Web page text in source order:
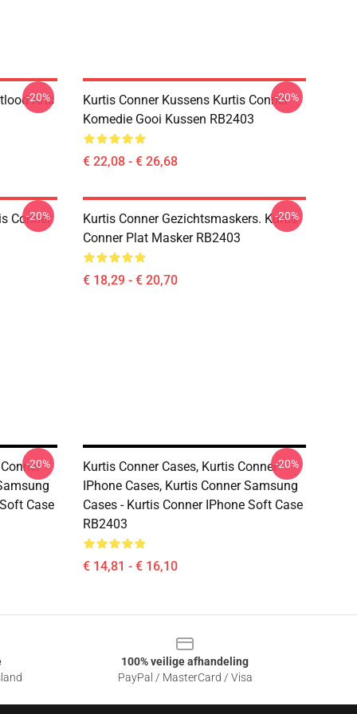
Arts
-20%
Kurtis Conner Kussens Kurtis Conner
Komedie Gooi Kussen RB2403
€ 22,08 - € 26,68
-20%
Conner
-20%
Kurtis Conner Gezichtsmaskers. Kurtis
Conner Plat Masker RB2403
€ 18,29 - € 20,70
-20%
Case
-20%
Kurtis Conner Cases, Kurtis Conner
IPhone Cases, Kurtis Conner Samsung
Cases - Kurtis Conner IPhone Soft Case
RB2403
€ 14,81 - € 16,10
-20%
100% veilige afhandeling
PayPal / MasterCard / Visa